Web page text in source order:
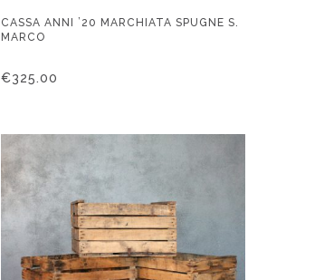
CASSA ANNI ’20 MARCHIATA SPUGNE S.
MARCO
€325.00